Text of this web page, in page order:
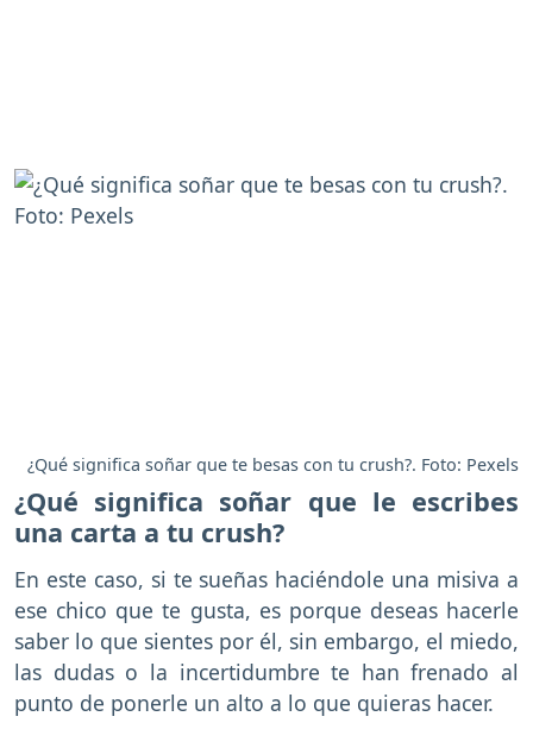
¿Qué significa soñar que te besas con tu crush?. Foto: Pexels
¿Qué significa soñar que le escribes
una carta a tu crush?
En este caso, si te sueñas haciéndole una misiva a
ese chico que te gusta, es porque deseas hacerle
saber lo que sientes por él, sin embargo, el miedo,
las dudas o la incertidumbre te han frenado al
punto de ponerle un alto a lo que quieras hacer.